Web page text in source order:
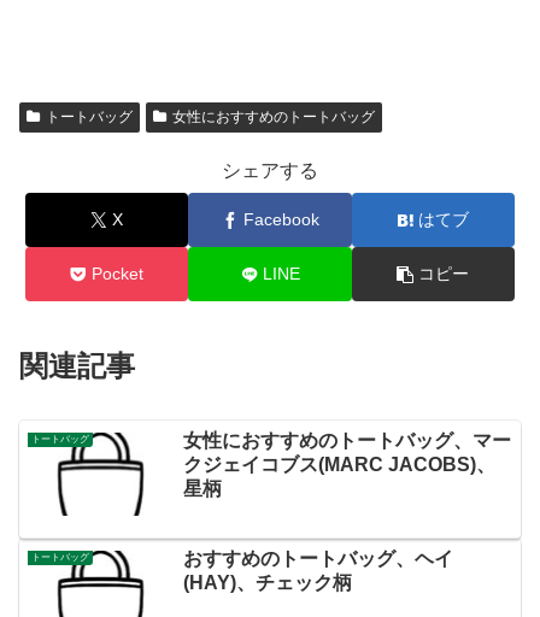
トートバッグ 女性におすすめのトートバッグ
シェアする
X Facebook はてブ
Pocket LINE コピー
関連記事
トートバッグ
女性におすすめのトートバッグ、マー
クジェイコブス(MARC JACOBS)、
星柄
トートバッグ
おすすめのトートバッグ、ヘイ
(HAY)、チェック柄